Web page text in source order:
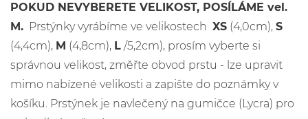
POKUD NEVYBERETE VELIKOST, POSÍLÁME vel.
M. Prstýnky vyrábíme ve velikostech XS (4,0cm), S
(4,4cm), M (4,8cm), L /5,2cm), prosím vyberte si
správnou velikost, změřte obvod prstu - lze upravit
mimo nabízené velikosti a zapište do poznámky v
košíku. Prstýnek je navlečený na gumičce (Lycra) pro